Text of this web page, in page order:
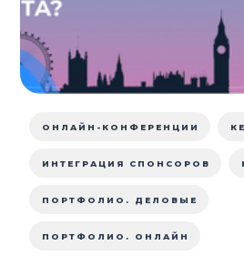
ОНЛАЙН-КОНФЕРЕНЦИИ
ИНТЕГРАЦИЯ СПОНСОРОВ
ПОРТФОЛИО. ДЕЛОВЫЕ
ПОРТФОЛИО. ОНЛАЙН